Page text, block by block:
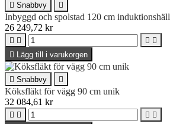
 Snabbvy 
Inbyggd och spolstad 120 cm induktionshäll
26 249,72 kr
   
 Lägg till i varukorgen
 Snabbvy 
Köksfläkt för vägg 90 cm unik
32 084,61 kr
   